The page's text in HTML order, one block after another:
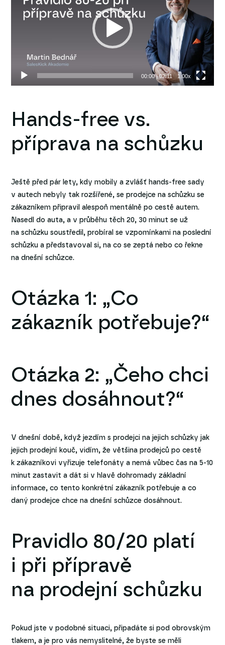
00:00|02:11 1.00x
Hands-free vs.
příprava na schůzku
Ještě před pár lety, kdy mobily a zvlášť hands-free sady
v autech nebyly tak rozšířené, se prodejce na schůzku se
zákazníkem připravil alespoň mentálně po cestě autem.
Nasedl do auta, a v průběhu těch 20, 30 minut se už
na schůzku soustředil, probíral se vzpomínkami na poslední
schůzku a představoval si, na co se zeptá nebo co řekne
na dnešní schůzce.
Otázka 1: „Co
zákazník potřebuje?“
Otázka 2: „Čeho chci
dnes dosáhnout?“
V dnešní době, když jezdím s prodejci na jejich schůzky jak
jejich prodejní kouč, vidím, že většina prodejců po cestě
k zákazníkovi vyřizuje telefonáty a nemá vůbec čas na 5-10
minut zastavit a dát si v hlavě dohromady základní
informace, co tento konkrétní zákazník potřebuje a co
daný prodejce chce na dnešní schůzce dosáhnout.
Pravidlo 80/20 platí
i při přípravě
na prodejní schůzku
Pokud jste v podobné situaci, připadáte si pod obrovským
tlakem, a je pro vás nemyslitelné, že byste se měli